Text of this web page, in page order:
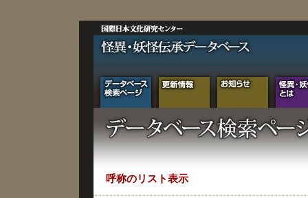
呼称のリスト表示